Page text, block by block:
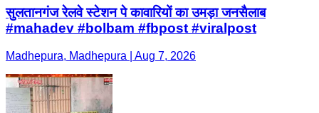
सुलतानगंज रेलवे स्टेशन पे कावारियों का उमड़ा जनसैलाब
#mahadev #bolbam #fbpost #viralpost
Madhepura, Madhepura | Aug 7, 2026